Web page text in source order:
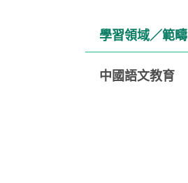
學習領域／範疇
中國語文教育